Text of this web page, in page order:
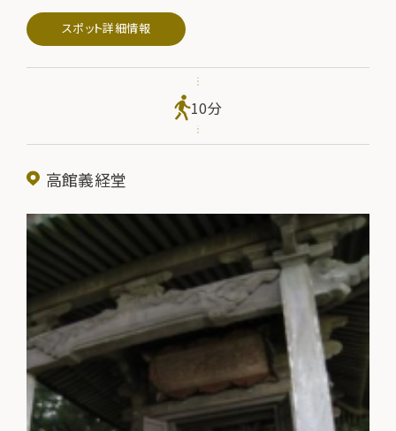
た。その遺跡のほとんどは水田化していますが、現在でも池跡
（いけあと）・中島（なかじま）・堂礎（どうそ）が残っています。昭
東門・橋・中島・橋堂を貫いて、その先に金鶏山（きんけいざん）
が望まれるという、壮大な寺院であったことが知られています。
スポット詳細情報
10分
高館義経堂